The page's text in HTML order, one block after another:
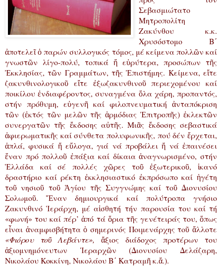
Σεβασμιώτατο
Μητροπολίτη
Ζακύνθου κ.κ.
Χρυσόστομο Β΄
ἀποτελεῖ ὁ παρών συλλογικός τόμος, μέ κείμενα πολλῶν καί
γνωστῶν λίγο-πολύ, τοπικά ἤ εὐρύτερα, προσώπων τῆς
Ἐκκλησίας, τῶν Γραμμάτων, τῆς Ἐπιστήμης. Κείμενα, εἴτε
ζακυνθινολογικοῦ εἴτε ἐξωζακυνθινοῦ περιεχομένου καί
ποικίλου ἐνδιαφέροντος, συναγμένα ὅλα χάρη, προπαντός,
στήν πρόθυμη, εὐγενῆ καί φιλοπνευματική ἀνταπόκριση
τῶν (ἐκτός τῶν μελῶν τῆς ἁρμόδιας Ἐπιτροπῆς) ἐκλεκτῶν
συνεργατῶν τῆς ἔκδοσης αὐτῆς. Μιᾶς ἔκδοσης σεβαστικά
ἀφιερωματικῆς καί σύνθετα πολυφωνικῆς, πού δέν ἔρχεται,
ἁπλά, φυσικά ἤ εὔλογα, γιά νά προβάλει ἤ νά ἐπαινέσει
ἕναν πρό πολλοῦ ἐπάξια καί δίκαια ἀναγνωρισμένο, στήν
Ἑλλάδα καί σέ πολλές χῶρες τοῦ ἐξωτερικοῦ, ἱκανό
δραστήριο καί ρέκτη ἐκκλησιαστικό ἐκπρόσωπο καί ἡγέτη
τοῦ νησιοῦ τοῦ Ἁγίου τῆς Συγγνώμης καί τοῦ Διονυσίου
Σολωμοῦ. Ἕναν δημιουργικά καί πολύτροπα γνήσιο
Ζακυνθινό Ἱεράρχη, μέ αἰσθητή τήν παρουσία του καί τή
«φωνή» του καί πέρ’ ἀπό τά ὅρια τῆς γενέτειράς του, ὅπως
εἶναι ἀναμφισβήτητα ὁ σημερινός Ποιμενάρχης τοῦ ἄλλοτε
«Φιόρου τοῦ Λεβάντε», ἄξιος διάδοχος προτέρων του
ἀξιομνημόνευτων Ἱεραρχῶν (Διονυσίου Δελάζαρη,
Νικολάου Κοκκίνη, Νικολάου Β΄ Κατραμῆ κ.ἄ.).